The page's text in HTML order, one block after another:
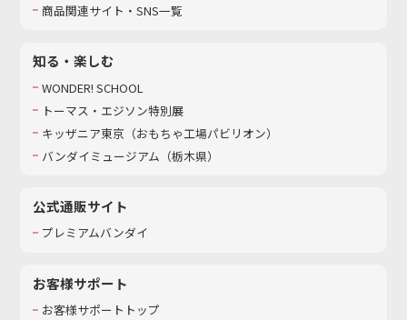
商品関連サイト・SNS一覧
知る・楽しむ
WONDER! SCHOOL
トーマス・エジソン特別展
キッザニア東京（おもちゃ工場パビリオン）​
バンダイミュージアム（栃木県）
公式通販サイト
プレミアムバンダイ
お客様サポート
お客様サポートトップ